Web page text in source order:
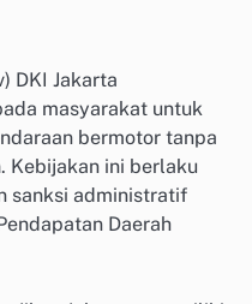
DKI Jakarta
masyarakat untuk
bermotor tanpa
Kebijakan ini berlaku
sanksi administratif
Daerah